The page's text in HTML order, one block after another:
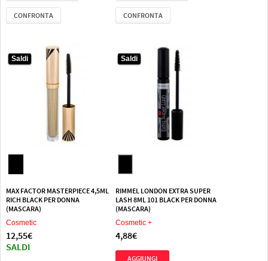
CONFRONTA CONFRONTA
Saldi
Saldi
MAX FACTOR MASTERPIECE 4,5ML
RICH BLACK PER DONNA
(MASCARA)
Cosmetic
12,55€
SALDI
Saldi
Saldi
RIMMEL LONDON EXTRA SUPER
LASH 8ML 101 BLACK PER DONNA
(MASCARA)
Cosmetic +
4,88€